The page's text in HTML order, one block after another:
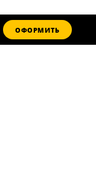
ОФОРМИТЬ